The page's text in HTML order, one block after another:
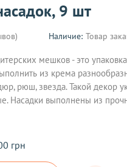
9 шт
Наличие: Товар
мешков - это
из крема
рюш, звезда. Такой декор
Насадки выполнены из
грн